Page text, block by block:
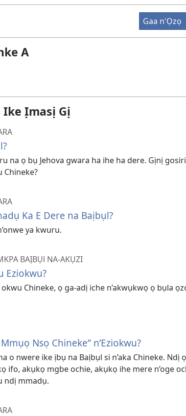
nke
ị
ga-
Gaa n'Ọzọ
A
Ịmasị Gị
na ọ bụ Jehova gwara ha ihe ha dere. Gịnị
Chineke?
Ka E Dere na Baịbụl?
ya kwuru.
BAỊBỤl NA-AKỤZI
Eziokwu?
Chineke, ọ ga-adị iche n’akwụkwọ ọ bụla
Nsọ Chineke” n’Eziokwu?
o nwere ike ịbụ na Baịbụl si n’aka Chineke. Ndị
ifo, akụkọ mgbe ochie, akụkọ ihe mere n’oge
ndị mmadụ.